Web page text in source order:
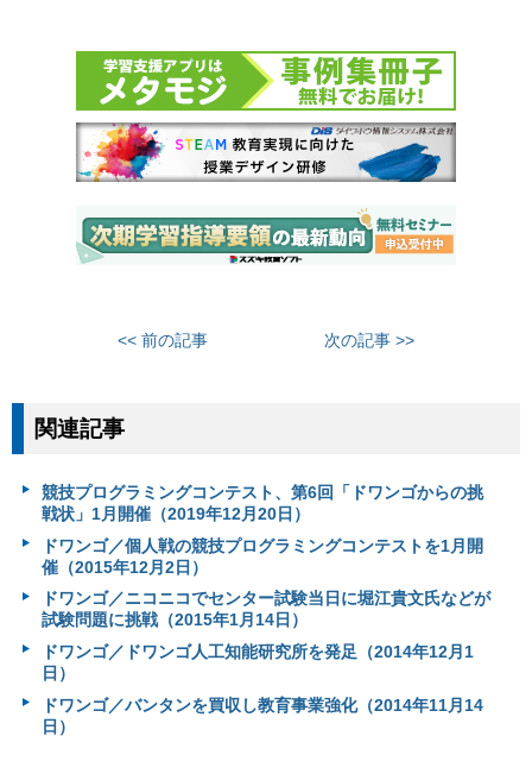
<< 前の記事 次の記事 >>
関連記事
競技プログラミングコンテスト、第6回「ドワンゴからの挑
戦状」1月開催（2019年12月20日）
ドワンゴ／個人戦の競技プログラミングコンテストを1月開
催（2015年12月2日）
ドワンゴ／ニコニコでセンター試験当日に堀江貴文氏などが
試験問題に挑戦（2015年1月14日）
ドワンゴ／ドワンゴ人工知能研究所を発足（2014年12月1
日）
ドワンゴ／バンタンを買収し教育事業強化（2014年11月14
日）